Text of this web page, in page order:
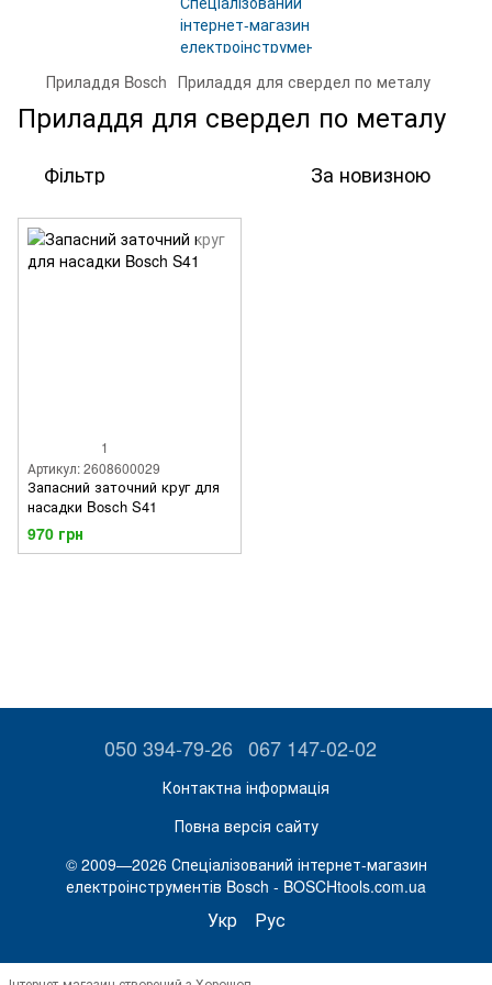
Приладдя Bosch Приладдя для свердел по металу
Приладдя для свердел по металу
Фільтр За новизною
1
Артикул: 2608600029
Запасний заточний круг для
насадки Bosch S41
970 грн
050 394-79-26 067 147-02-02
Контактна інформація
Повна версія сайту
© 2009—2026 Спеціалізований інтернет-магазин
електроінструментів Bosch - BOSCHtools.com.ua
Укр Рус